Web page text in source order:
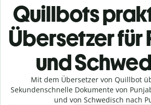
Quillbots
Übersetzer für
und
Mit dem Übersetzer von Quillbot
Sekundenschnelle Dokumente von
und von Schwedisch nach